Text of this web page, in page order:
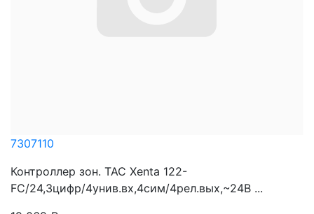
7307110
Контроллер зон. TAC Xenta 122-
FC/24,3цифр/4унив.вх,4сим/4рел.вых,~24В ...